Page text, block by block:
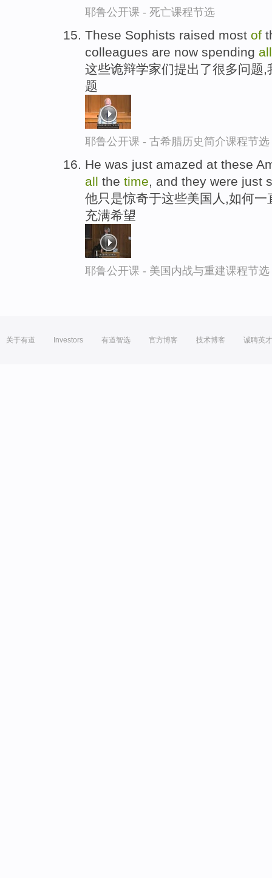
耶鲁公开课 - 死亡课程节选
These Sophists raised most of
colleagues are now spending all
这些诡辩学家们提出了很多问题
题
耶鲁公开课 - 古希腊历史简介课程节选
He was just amazed at these
all the time, and they were just
他只是惊奇于这些美国人,如何
充满希望
耶鲁公开课 - 美国内战与重建课程节选
关于有道 Investors 有道智选 官方博客 技术博客 诚聘英才